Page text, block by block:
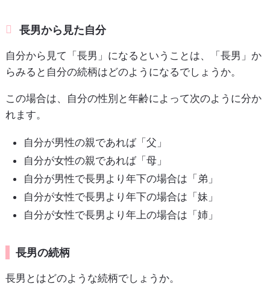
長男から見た自分
自分から見て「長男」になるということは、「長男」か
らみると自分の続柄はどのようになるでしょうか。
この場合は、自分の性別と年齢によって次のように分か
れます。
自分が男性の親であれば「父」
自分が女性の親であれば「母」
自分が男性で長男より年下の場合は「弟」
自分が女性で長男より年下の場合は「妹」
自分が女性で長男より年上の場合は「姉」
長男の続柄
長男とはどのような続柄でしょうか。